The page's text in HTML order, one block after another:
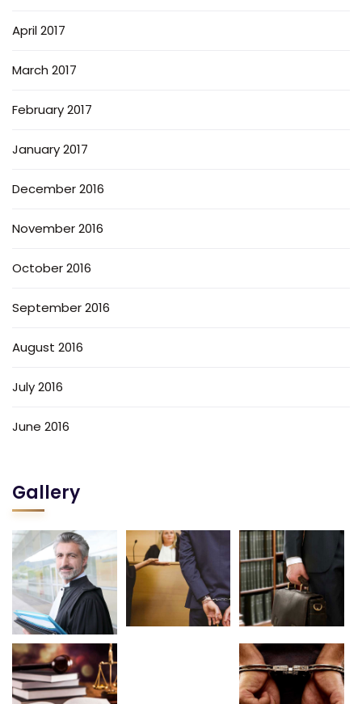
April 2017
March 2017
February 2017
January 2017
December 2016
November 2016
October 2016
September 2016
August 2016
July 2016
June 2016
Gallery